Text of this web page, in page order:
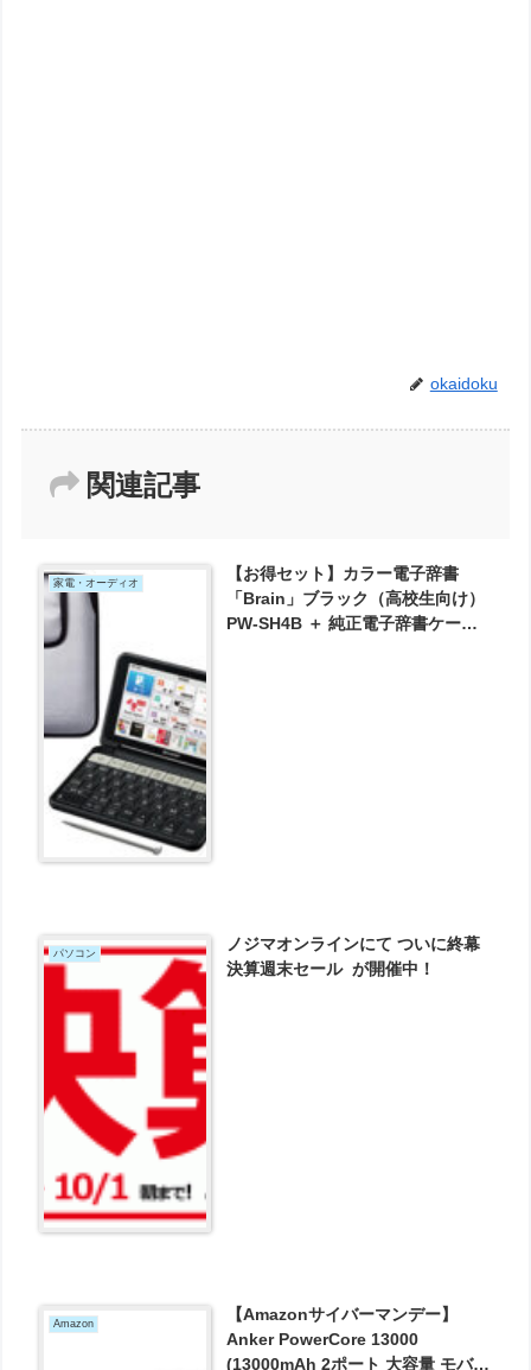
okaidoku
関連記事
家電・オーディオ
【お得セット】カラー電子辞書
「Brain」ブラック（高校生向け）
PW-SH4B ＋ 純正電子辞書ケース
パソコン
ノジマオンラインにて ついに終幕
決算週末セール が開催中！
Amazon
【Amazonサイバーマンデー】
Anker PowerCore 13000
(13000mAh 2ポート 大容量 モバイ